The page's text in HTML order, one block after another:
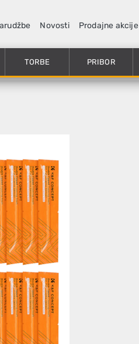
Novosti Prodajne akcije
TORBE PRIBOR